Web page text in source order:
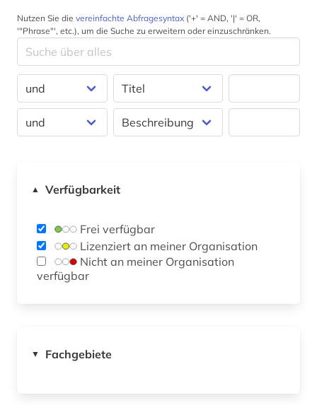
Nutzen Sie die vereinfachte Abfragesyntax ('+' = AND, '|' = OR,
'"Phrase"', etc.), um die Suche zu erweitern oder einzuschränken.
▲ Verfügbarkeit
Frei verfügbar
Lizenziert an meiner Organisation
verfügbar
▼ Fachgebiete